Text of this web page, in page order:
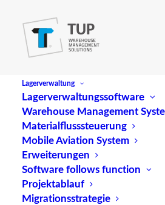
Lagerverwaltung
Lagerverwaltungssoftware
Warehouse Management
Materialflusssteuerung
Mobile Aviation System
Erweiterungen
Software follows function
Projektablauf
Migrationsstrategie
Actor
Die Absatzrealisierung ist ein
der die zielgerichtete
Fertigerzeugnissen auf